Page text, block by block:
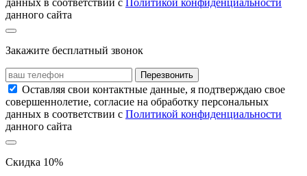
данных в соответствии с Политикой конфиденциальности
данного сайта
Закажите бесплатный звонок
Перезвонить
Оставляя свои контактные данные, я подтверждаю свое
совершеннолетие, согласие на обработку персональных
данных в соответствии с Политикой конфиденциальности
данного сайта
Скидка 10%